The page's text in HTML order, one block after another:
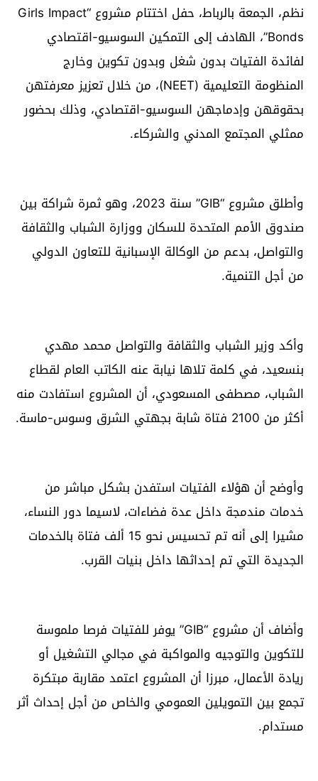
نظم، الجمعة بالرباط، حفل اختتام مشروع “Girls Impact
Bonds”، الهادف إلى التمكين السوسيو-اقتصادي
لفائدة الفتيات بدون شغل وبدون تكوين وخارج
المنظومة التعليمية (NEET)، من خلال تعزيز معرفتهن
بحقوقهن وإدماجهن السوسيو-اقتصادي، وذلك بحضور
ممثلي المجتمع المدني والشركاء.
وأطلق مشروع “GIB” سنة 2023، وهو ثمرة شراكة بين
صندوق الأمم المتحدة للسكان ووزارة الشباب والثقافة
والتواصل، بدعم من الوكالة الإسبانية للتعاون الدولي
من أجل التنمية.
وأكد وزير الشباب والثقافة والتواصل محمد مهدي
بنسعيد، في كلمة تلاها نيابة عنه الكاتب العام لقطاع
الشباب، مصطفى المسعودي، أن المشروع استفادت منه
أكثر من 2100 فتاة شابة بجهتي الشرق وسوس-ماسة.
وأوضح أن هؤلاء الفتيات استفدن بشكل مباشر من
خدمات مندمجة داخل عدة فضاءات، لاسيما دور النساء،
مشيرا إلى أنه تم تحسيس نحو 15 ألف فتاة بالخدمات
الجديدة التي تم إحداثها داخل بنيات القرب.
وأضاف أن مشروع “GIB” يوفر للفتيات فرصا ملموسة
للتكوين والتوجيه والمواكبة في مجالي التشغيل أو
ريادة الأعمال، مبرزا أن المشروع اعتمد مقاربة مبتكرة
تجمع بين التمويلين العمومي والخاص من أجل إحداث أثر
مستدام.